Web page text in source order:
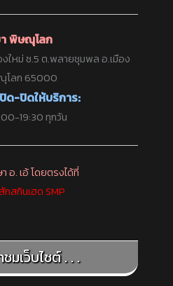
พิษณุโลก
ใหม่ ซ.5 ต.พลายชุมพล อ.เมือง
โลก 65000
ด-ปิดให้บริการ:
19:30 ทุกวัน
อ. เอ้ โดยตรงได้ที่
มเว็บไซต์ . . .